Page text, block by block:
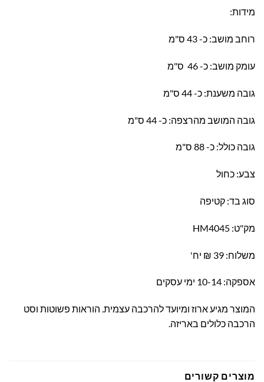
מידות:
רוחב מושב: כ- 43 ס"מ
עומק מושב: כ- 46 ס"מ
גובה משענת: כ- 44 ס"מ
גובה המושב מהרצפה: כ- 44 ס"מ
גובה כולל: כ- 88 ס"מ
צבע: כחול
סוג בד: קטיפה
מק"ט: HM4045
משלוח: 39 ₪ יח'
אספקה: 10-14 ימי עסקים
המוצר מגיע ארוז ומיועד להרכבה עצמית. הוראות פשוטות וסט
הרכבה כלולים באריזה.
מוצרים קשורים